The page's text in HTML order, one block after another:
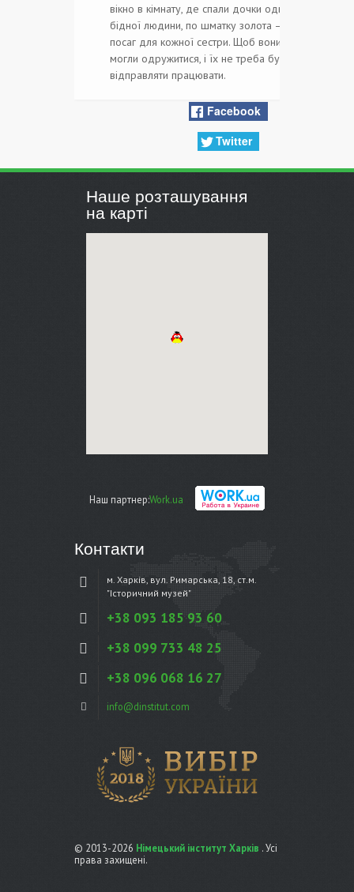
вікно в кімнату, де спали дочки однієї
бідної людини, по шматку золота – на
посаг для кожної сестри. Щоб вони
могли одружитися, і їх не треба було
відправляти працювати.
Facebook
Twitter
Наше розташування
на карті
Наш партнер:Work.ua
Контакти
м. Харків, вул. Римарська, 18, ст.м.
"Історичний музей"
+38 093 185 93 60
+38 099 733 48 25
+38 096 068 16 27
info@dinstitut.com
© 2013-2026 Німецький інститут Харків . Усі
права захищені.